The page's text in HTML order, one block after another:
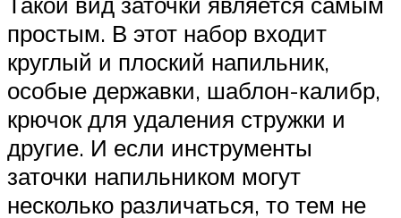
простым. В этот набор входит
круглый и плоский напильник,
особые державки, шаблон-калибр,
крючок для удаления стружки и
другие. И если инструменты
заточки напильником могут
несколько различаться, то тем не